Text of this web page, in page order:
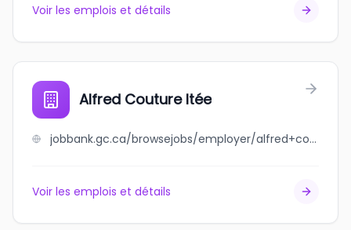
Voir les emplois et détails
Alfred Couture ltée
jobbank.gc.ca/browsejobs/employer/alfred+couture+lt%C3%A9e/ca
Voir les emplois et détails